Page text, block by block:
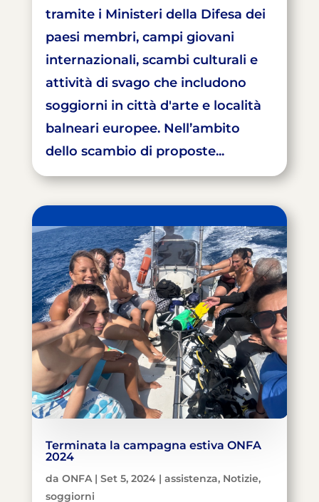
tramite i Ministeri della Difesa dei
paesi membri, campi giovani
internazionali, scambi culturali e
attività di svago che includono
soggiorni in città d'arte e località
balneari europee. Nell’ambito
dello scambio di proposte...
Terminata la campagna estiva ONFA
2024
da ONFA| Set 5, 2024| assistenza, Notizie,
soggiorni